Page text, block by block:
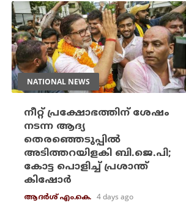
NATIONAL NEWS
നീറ്റ് പ്രക്ഷോഭത്തിന് ശേഷം
നടന്ന ആദ്യ
തെരഞ്ഞെടുപ്പില്‍
അടിത്തറയിളകി ബി.ജെ.പി;
കോട്ട പൊളിച്ച് പ്രശാന്ത്
കിഷോര്‍
ആദർശ് എം.കെ. 4 days ago